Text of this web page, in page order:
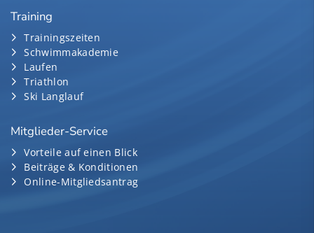
Training
Trainingszeiten
Schwimmakademie
Laufen
Triathlon
Ski Langlauf
Mitglieder-Service
Vorteile auf einen Blick
Beiträge & Konditionen
Online-Mitgliedsantrag